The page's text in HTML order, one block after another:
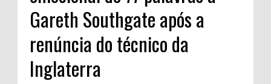
Gareth Southgate após a
renúncia do técnico da
Inglaterra